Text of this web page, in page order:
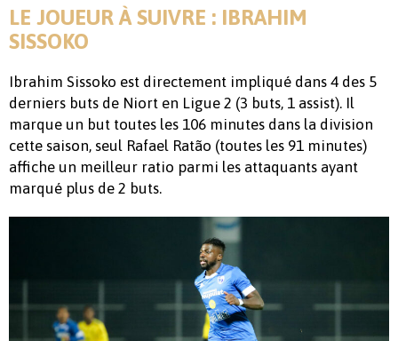
LE JOUEUR À SUIVRE : IBRAHIM
SISSOKO
Ibrahim Sissoko est directement impliqué dans 4 des 5
derniers buts de Niort en Ligue 2 (3 buts, 1 assist). Il
marque un but toutes les 106 minutes dans la division
cette saison, seul Rafael Ratão (toutes les 91 minutes)
affiche un meilleur ratio parmi les attaquants ayant
marqué plus de 2 buts.